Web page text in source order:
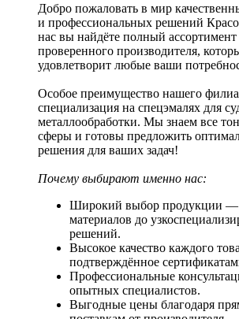
Добро пожаловать в мир
и профессиональных решений
нас вы найдёте полный ассортимент
проверенного производителя,
удовлетворит любые ваши
Особое преимущество нашего
специализация на спецэмалях для
металлообработки. Мы знаем все
сферы и готовы предложить
решения для ваших задач!
Почему выбирают именно нас:
Широкий выбор продукции —
материалов до
решений.
Высокое качество каждого
подтверждённое
Профессиональные
опытных специалистов.
Выгодные цены благодаря